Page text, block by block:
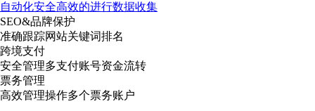
自动化安全高效的进行数据收集
SEO&品牌保护
准确跟踪网站关键词排名
跨境支付
安全管理多支付账号资金流转
票务管理
高效管理操作多个票务账户